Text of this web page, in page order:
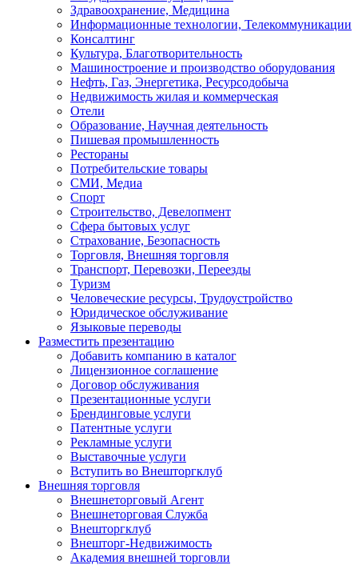
Здравоохранение, Медицина
Информационные технологии, Телекоммуникации
Консалтинг
Культура, Благотворительность
Машиностроение и производство оборудования
Нефть, Газ, Энергетика, Ресурсодобыча
Недвижимость жилая и коммерческая
Отели
Образование, Научная деятельность
Пишевая промышленность
Рестораны
Потребительские товары
СМИ, Медиа
Спорт
Строительство, Девелопмент
Сфера бытовых услуг
Страхование, Безопасность
Торговля, Внешняя торговля
Транспорт, Перевозки, Переезды
Туризм
Человеческие ресурсы, Трудоустройство
Юридическое обслуживание
Языковые переводы
Разместить презентацию
Добавить компанию в каталог
Лицензионное соглашение
Договор обслуживания
Презентационные услуги
Брендинговые услуги
Патентные услуги
Рекламные услуги
Выставочные услуги
Вступить во Внешторгклуб
Внешняя торговля
Внешнеторговый Агент
Внешнеторговая Служба
Внешторгклуб
Внешторг-Недвижимость
Академия внешней торговли